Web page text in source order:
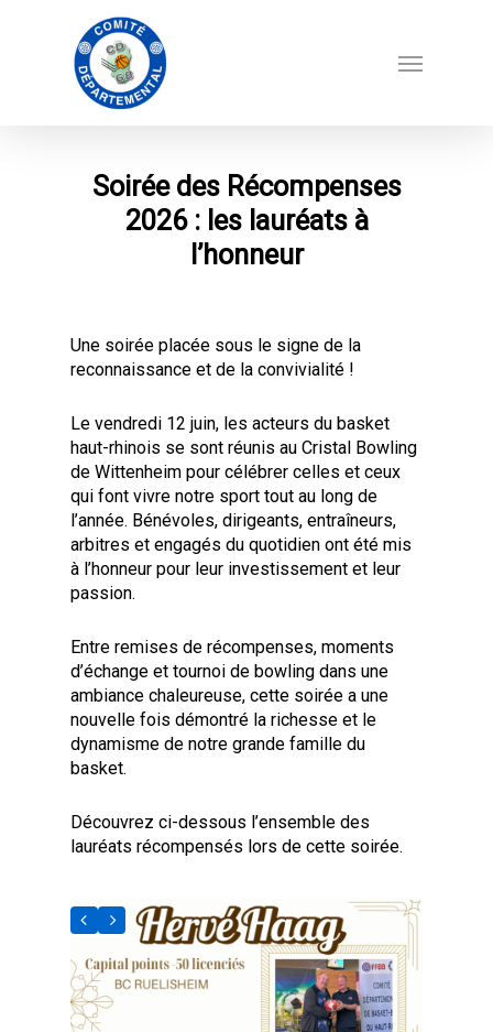
Soirée des Récompenses
2026 : les lauréats à
l’honneur
Une soirée placée sous le signe de la
reconnaissance et de la convivialité !
Le vendredi 12 juin, les acteurs du basket
haut-rhinois se sont réunis au Cristal Bowling
de Wittenheim pour célébrer celles et ceux
qui font vivre notre sport tout au long de
l’année. Bénévoles, dirigeants, entraîneurs,
arbitres et engagés du quotidien ont été mis
à l’honneur pour leur investissement et leur
passion.
Entre remises de récompenses, moments
d’échange et tournoi de bowling dans une
ambiance chaleureuse, cette soirée a une
nouvelle fois démontré la richesse et le
dynamisme de notre grande famille du
basket.
Découvrez ci-dessous l’ensemble des
lauréats récompensés lors de cette soirée.